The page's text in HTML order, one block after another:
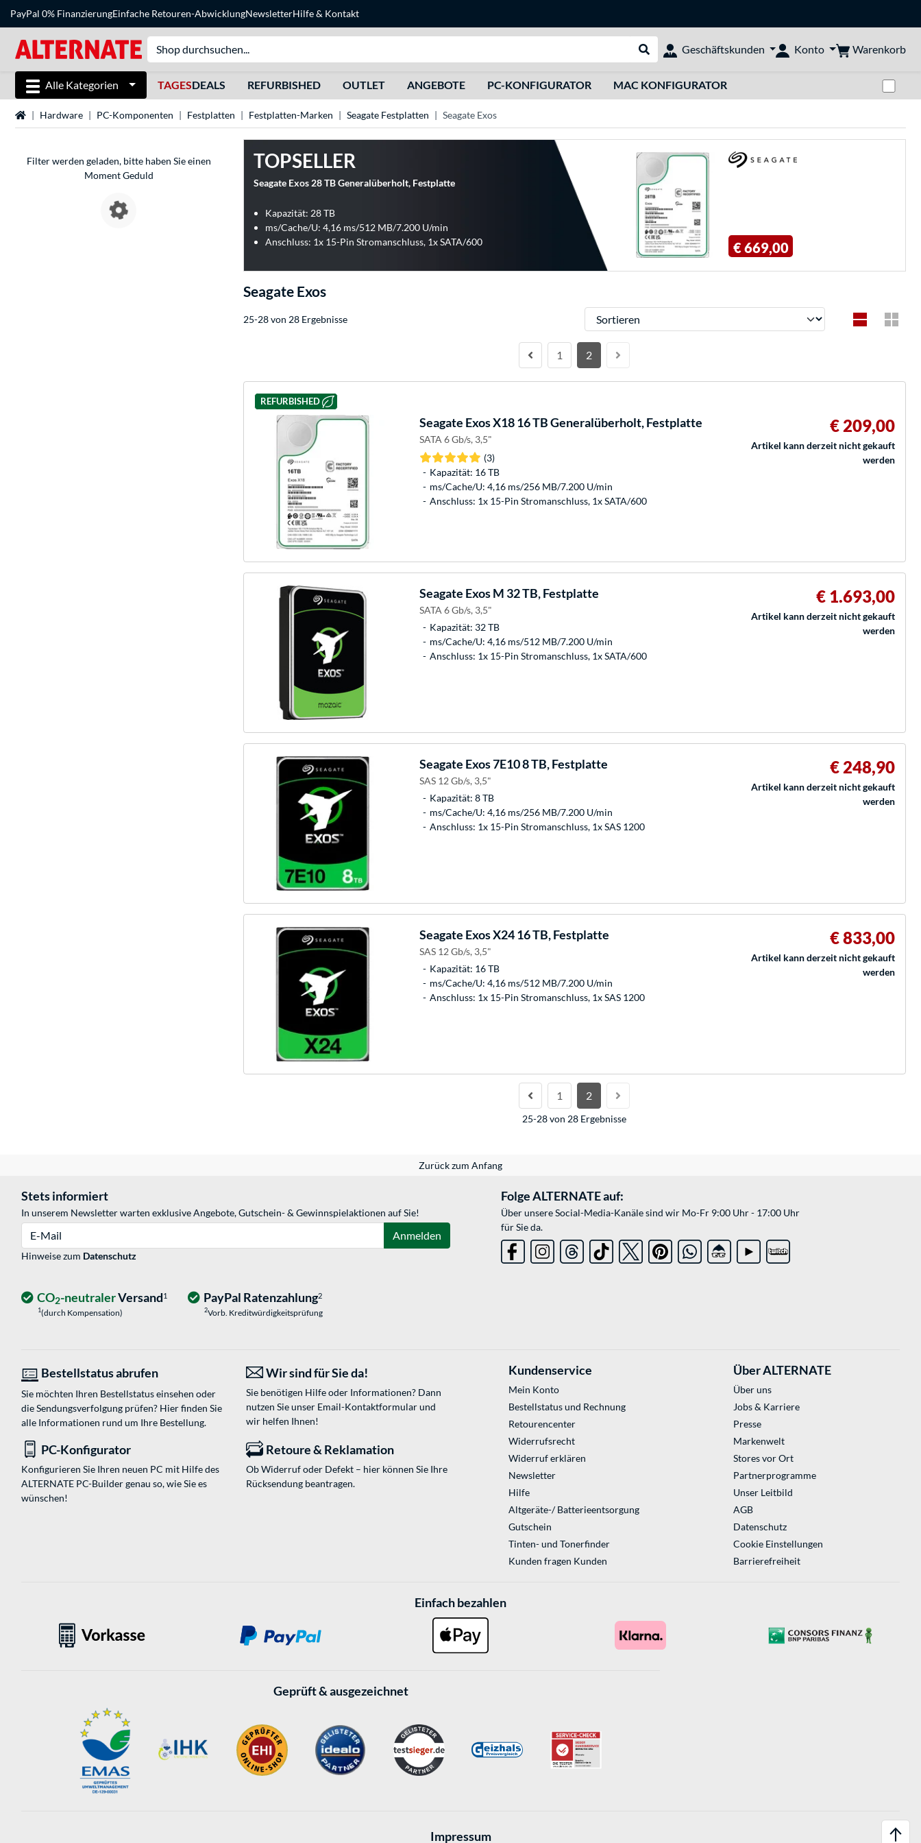
PayPal 0% FinanzierungEinfache Retouren-AbwicklungNewsletterHilfe& Kontakt
Suche durchführen
Geschäftskunden Konto Warenkorb
Alle Kategorien TAGESDEALS REFURBISHED OUTLET ANGEBOTE PC-KONFIGURATOR MAC KONFIGURATOR
StartseiteHardware PC-Komponenten Festplatten Festplatten-Marken Seagate Festplatten Seagate Exos
Filter werden geladen, bitte haben Sie einen
Moment Geduld
TOPSELLER
Seagate Exos 28 TB Generalüberholt, Festplatte
Kapazität: 28 TB
ms/Cache/U: 4,16 ms/512 MB/7.200 U/min
Anschluss: 1x 15-Pin Stromanschluss, 1x SATA/600
€ 669,00
Seagate Exos
25-28 von 28 Ergebnisse Sortieren
1 2
REFURBISHED
Seagate Exos X18 16 TB Generalüberholt, Festplatte
SATA 6 Gb/s, 3,5"
(3)
Kapazität: 16 TB
ms/Cache/U: 4,16 ms/256 MB/7.200 U/min
Anschluss: 1x 15-Pin Stromanschluss, 1x SATA/600
€ 209,00
Artikel kann derzeit nicht gekauft
werden
Seagate Exos M 32 TB, Festplatte
SATA 6 Gb/s, 3,5"
Kapazität: 32 TB
ms/Cache/U: 4,16 ms/512 MB/7.200 U/min
Anschluss: 1x 15-Pin Stromanschluss, 1x SATA/600
€ 1.693,00
Artikel kann derzeit nicht gekauft
werden
Seagate Exos 7E10 8 TB, Festplatte
SAS 12 Gb/s, 3,5"
Kapazität: 8 TB
ms/Cache/U: 4,16 ms/256 MB/7.200 U/min
Anschluss: 1x 15-Pin Stromanschluss, 1x SAS 1200
€ 248,90
Artikel kann derzeit nicht gekauft
werden
Seagate Exos X24 16 TB, Festplatte
SAS 12 Gb/s, 3,5"
Kapazität: 16 TB
ms/Cache/U: 4,16 ms/512 MB/7.200 U/min
Anschluss: 1x 15-Pin Stromanschluss, 1x SAS 1200
€ 833,00
Artikel kann derzeit nicht gekauft
werden
1 2
25-28 von 28 Ergebnisse
Zurück zum Anfang
Stets informiert
In unserem Newsletter warten exklusive Angebote, Gutschein- & Gewinnspielaktionen auf Sie!
Anmelden
Hinweise zum Datenschutz
Folge ALTERNATE auf:
Über unsere Social-Media-Kanäle sind wir Mo-Fr 9:00 Uhr - 17:00 Uhr
für Sie da.
CO2-neutralerVersand1
1(durch Kompensation)
PayPal Ratenzahlung2
2Vorb. Kreditwürdigkeitsprüfung
Bestellstatus abrufen
Sie möchten Ihren Bestellstatus einsehen oder
die Sendungsverfolgung prüfen? Hier finden Sie
alle Informationen rund um Ihre Bestellung.
Wir sind für Sie da!
Sie benötigen Hilfe oder Informationen? Dann
nutzen Sie unser Email-Kontaktformularund
wir helfen Ihnen!
PC-Konfigurator
Konfigurieren Sie Ihren neuen PC mit Hilfe des
ALTERNATE PC-Builder genau so, wie Sie es
wünschen!
Retoure & Reklamation
Ob Widerruf oder Defekt – hier können Sie Ihre
Rücksendung beantragen.
Kundenservice
Mein Konto
Bestellstatus und Rechnung
Retourencenter
Widerrufsrecht
Widerruf erklären
Newsletter
Hilfe
Altgeräte-/ Batterieentsorgung
Gutschein
Tinten- und Tonerfinder
Kunden fragen Kunden
Über ALTERNATE
Über uns
Jobs & Karriere
Presse
Markenwelt
Stores vor Ort
Partnerprogramme
Unser Leitbild
AGB
Datenschutz
Cookie Einstellungen
Barrierefreiheit
Einfach bezahlen
Geprüft & ausgezeichnet
Impressum